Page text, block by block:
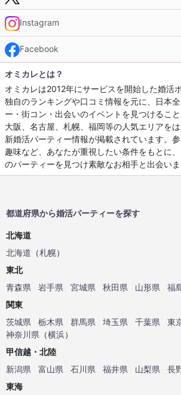
Instagram
Facebook
オミカレとは？
オミカレは2012年にサービスを開始した婚活
独自のランキングや口コミ情報を元に、日本
ー・街コン・出会いのイベントを見つけること
大阪、名古屋、札幌、福岡等の人気エリアを
新婚活パーティー情報が掲載されています。
趣味など、あなたが重視したい条件をもとに
のパーティーを見つけ素敵なお相手と出会いま
都道府県から婚活パーティーを探す
北海道
北海道 （札幌）
東北
青森県
岩手県 宮城県 秋田県 山形県
福
関東
茨城県
栃木県 群馬県 埼玉県 千葉県
東
神奈川県 （横浜）
甲信越・北陸
新潟県
富山県 石川県 福井県 山梨県
長
東海